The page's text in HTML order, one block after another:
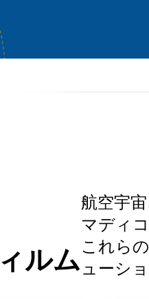
ルム
航空宇
マディ
これら
ューシ